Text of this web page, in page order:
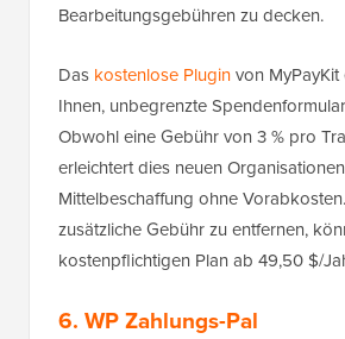
Bearbeitungsgebühren zu decken.
Das kostenlose Pluginvon
Ihnen, unbegrenzte
Obwohl eine Gebühr von 3 % pro
erleichtert dies neuen
Mittelbeschaffung ohne
zusätzliche Gebühr zu entfernen,
kostenpflichtigen Plan ab 49,50 $/
6. WP Zahlungs-Pal